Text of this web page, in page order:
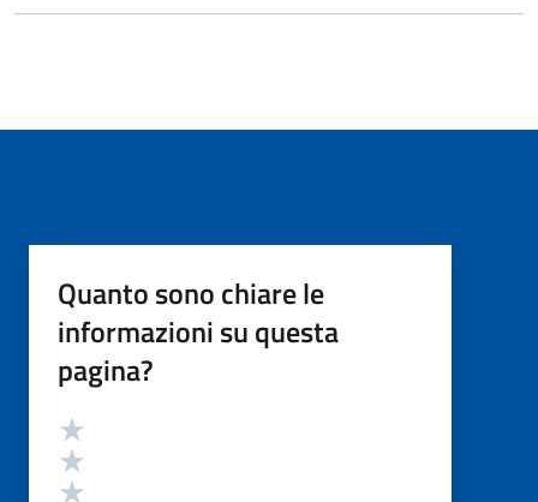
Quanto sono chiare le
informazioni su questa
pagina?
Valutazione